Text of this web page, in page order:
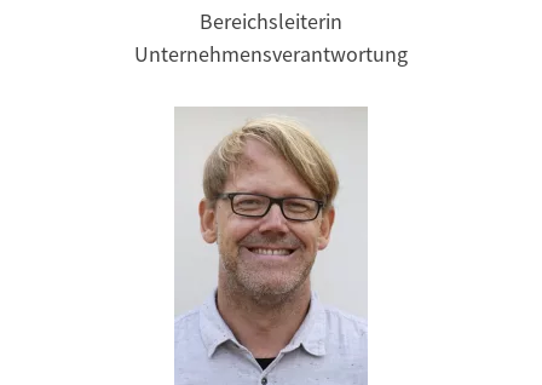
Bereichsleiterin
Unternehmensverantwortung